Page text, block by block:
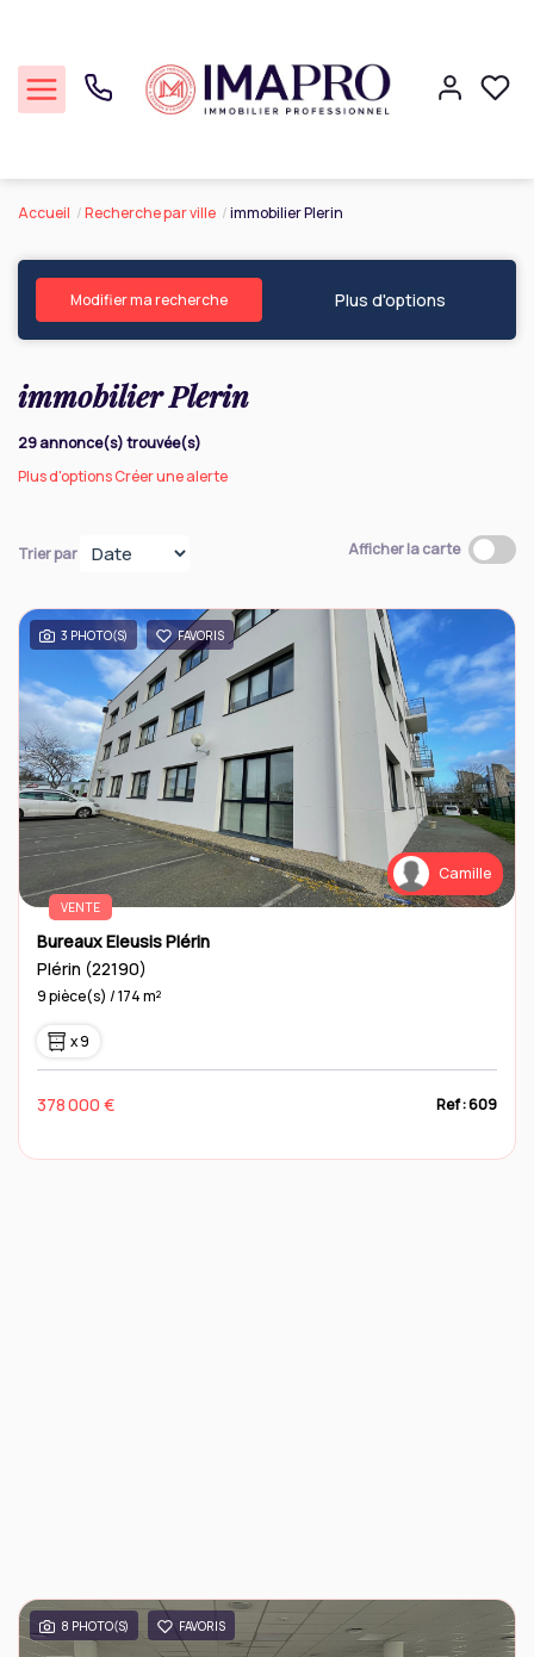
Professionnel
Cession Entreprise
Notre agence
Contact
Accueil Recherche par ville immobilier Plerin
Modifier ma recherche Plus d'options
immobilier Plerin
29 annonce(s) trouvée(s)
Plus d'optionsCréer une alerte
Trier par Afficher la carte
3 PHOTO(S) FAVORIS
Camille
VENTE
Bureaux Eleusis Plérin
Plérin (22190)
9 pièce(s) / 174 m²
x 9
378 000 € Ref : 609
8 PHOTO(S) FAVORIS